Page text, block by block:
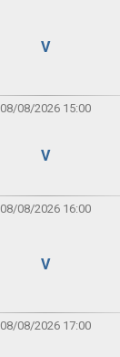
V
08/08/2026 15:00
V
08/08/2026 16:00
V
08/08/2026 17:00